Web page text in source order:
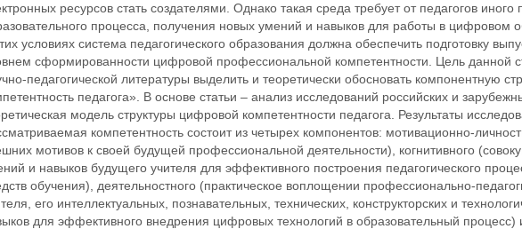
ресурсов стать создателями. Однако такая среда требует от педагогов иного
процесса, получения новых умений и навыков для работы в цифровом
условиях система педагогического образования должна обеспечить подготовку
сформированности цифровой профессиональной компетентности. Цель данной
педагогической литературы выделить и теоретически обосновать компонентную
педагога». В основе статьи – анализ исследований российских и
модель структуры цифровой компетентности педагога. Результаты
компетентность состоит из четырех компонентов: мотивационно-
мотивов к своей будущей профессиональной деятельности), когнитивного
и навыков будущего учителя для эффективного построения педагогического
обучения), деятельностного (практическое воплощении профессионально-
его интеллектуальных, познавательных, технических, конструкторских и
для эффективного внедрения цифровых технологий в образовательный процесс)